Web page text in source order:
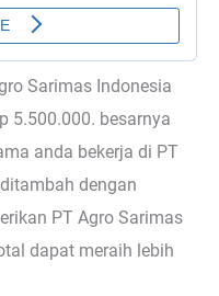
Sarimas Indonesia
5.500.000. besarnya
anda bekerja di PT
dengan
PT Agro Sarimas
dapat meraih lebih